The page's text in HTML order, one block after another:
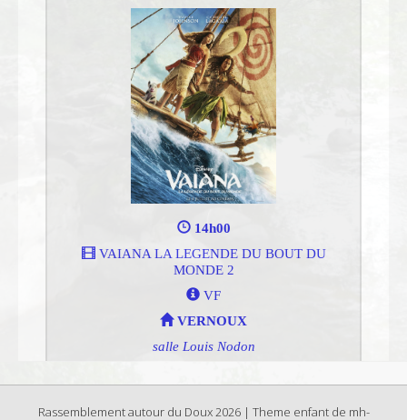
Rassemblement autour du Doux 2026 | Theme enfant de mh-